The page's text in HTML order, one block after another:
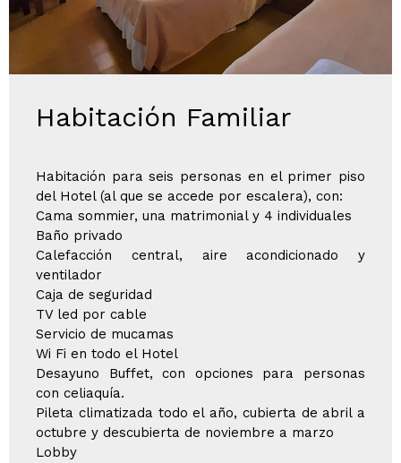
Habitación Familiar
Habitación para seis personas en el primer piso
del Hotel (al que se accede por escalera), con:
Cama sommier, una matrimonial y 4 individuales
Baño privado
Calefacción central, aire acondicionado y
ventilador
Caja de seguridad
TV led por cable
Servicio de mucamas
Wi Fi en todo el Hotel
Desayuno Buffet, con opciones para personas
con celiaquía.
Pileta climatizada todo el año, cubierta de abril a
octubre y descubierta de noviembre a marzo
Lobby